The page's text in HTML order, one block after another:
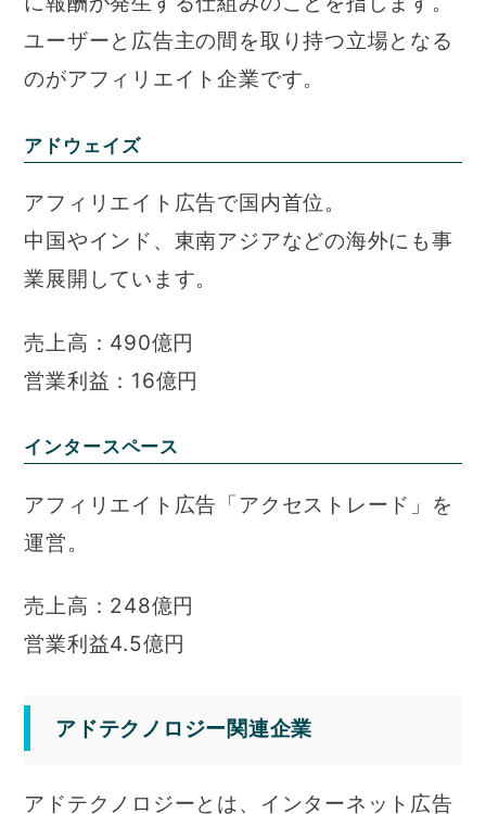
ユーザーと広告主の間を取り持つ立場となる
のがアフィリエイト企業です。
アドウェイズ
アフィリエイト広告で国内首位。
中国やインド、東南アジアなどの海外にも事
業展開しています。
売上高：490億円
営業利益：16億円
インタースペース
アフィリエイト広告「アクセストレード」を
運営。
売上高：248億円
営業利益4.5億円
アドテクノロジー関連企業
アドテクノロジーとは、インターネット広告